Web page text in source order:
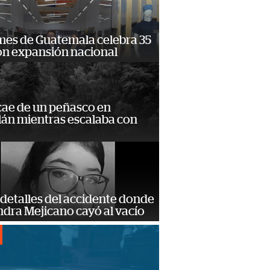
de Guatemala celebra 35
expansión nacional
de un peñasco en
mientras escalaba con
del accidente donde
Mejicano cayó al vacío